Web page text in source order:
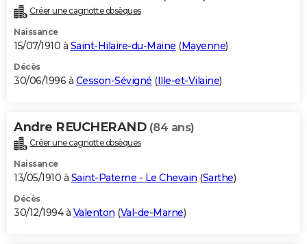
Créer une cagnotte obsèques
Naissance
15/07/1910 à Saint-Hilaire-du-Maine (Mayenne)
Décès
30/06/1996 à Cesson-Sévigné (Ille-et-Vilaine)
Andre REUCHERAND (84 ans)
Créer une cagnotte obsèques
Naissance
13/05/1910 à Saint-Paterne - Le Chevain (Sarthe)
Décès
30/12/1994 à Valenton (Val-de-Marne)